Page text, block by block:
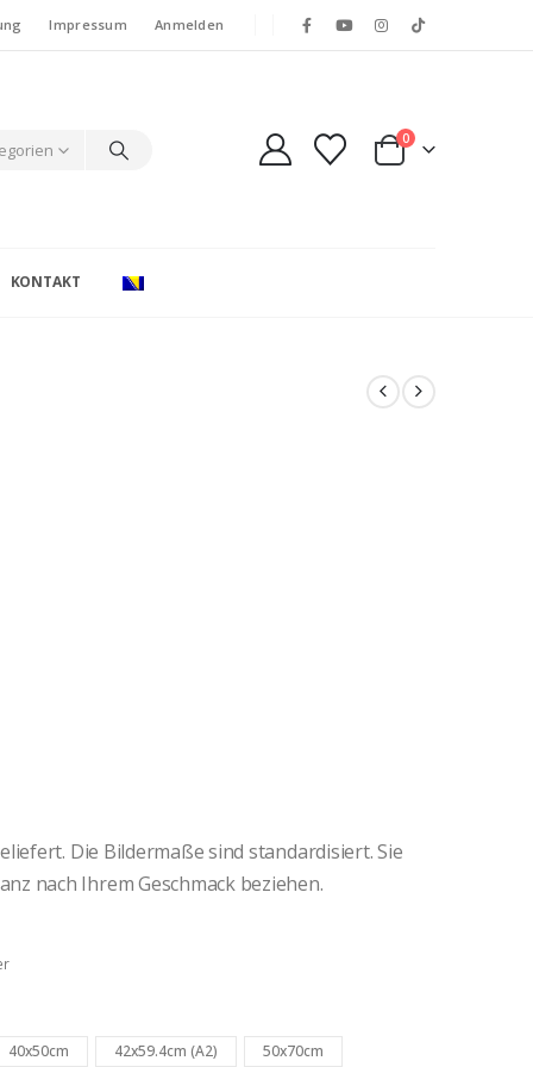
Impressum Anmelden
0
KONTAKT
Die Bildermaße sind standardisiert. Sie
nach Ihrem Geschmack beziehen.
40x50cm 42x59.4cm (A2)
50x70cm